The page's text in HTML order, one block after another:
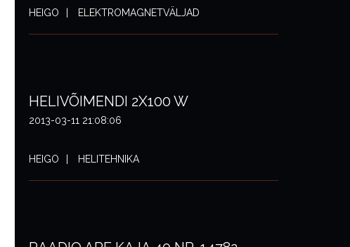
HEIGO ELEKTROMAGNETVÄLJAD
HELIVÕIMENDI 2X100 W
2013-03-11 21:08:06
HEIGO HELITEHNIKA